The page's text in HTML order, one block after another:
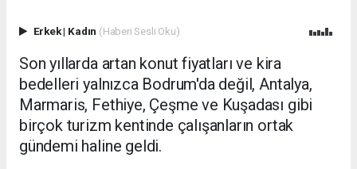
Erkek| Kadın (Haberi Sesli Oku)
Son yıllarda artan konut fiyatları ve kira
bedelleri yalnızca Bodrum'da değil, Antalya,
Marmaris, Fethiye, Çeşme ve Kuşadası gibi
birçok turizm kentinde çalışanların ortak
gündemi haline geldi.